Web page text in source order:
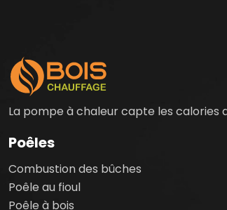
La pompe à chaleur capte les calories
Poêles
Combustion des bûches
Poêle au fioul
Poêle à bois